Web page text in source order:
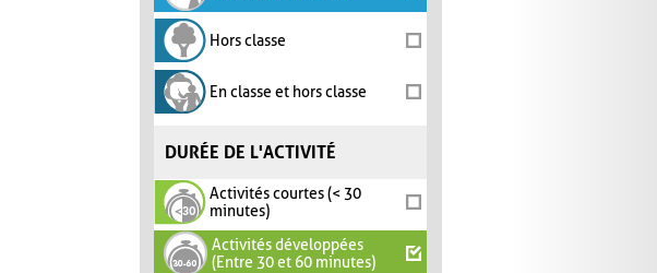
Hors classe
En classe et hors classe
DURÉE DE L'ACTIVITÉ
Activités courtes (< 30
minutes)
Activités développées
(Entre 30 et 60 minutes)